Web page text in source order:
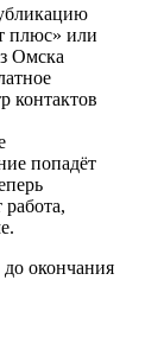
плюс» или
Омска
контактов
попадёт
окончания